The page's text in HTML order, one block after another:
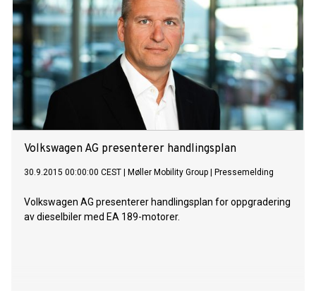
Volkswagen AG presenterer handlingsplan
30.9.2015 00:00:00 CEST Møller Mobility Group Pressemelding
Volkswagen AG presenterer handlingsplan for oppgradering
av dieselbiler med EA 189-motorer.